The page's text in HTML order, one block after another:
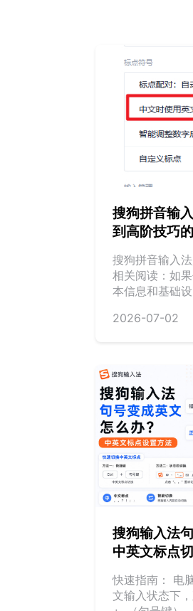
搜狗拼音输
到高阶技巧
搜狗拼音输入
相关阅读：如
本信息和基础
2026-07-02
搜狗输入法
中英文标点
快速指南： 电
文输入状态下